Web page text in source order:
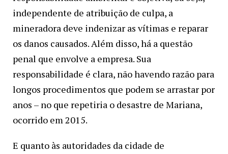
independente de atribuição de culpa, a
mineradora deve indenizar as vítimas e reparar
os danos causados. Além disso, há a questão
penal que envolve a empresa. Sua
responsabilidade é clara, não havendo razão para
longos procedimentos que podem se arrastar por
anos – no que repetiria o desastre de Mariana,
ocorrido em 2015.
E quanto às autoridades da cidade de